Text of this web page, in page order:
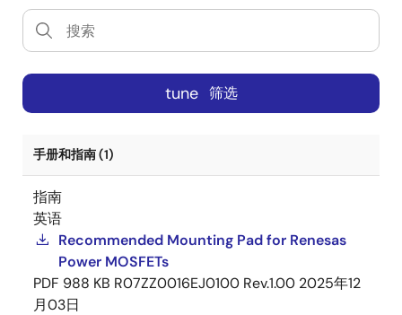
tune 筛选
手册和指南 (1)
指南
英语
Recommended Mounting Pad for Renesas
Power MOSFETs
PDF 988 KB R07ZZ0016EJ0100 Rev.1.00 2025年12
月03日